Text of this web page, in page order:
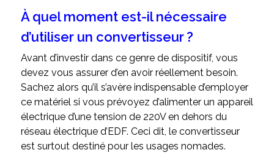
À quel moment est-il nécessaire
d’utiliser un convertisseur ?
Avant d’investir dans ce genre de dispositif, vous
devez vous assurer d’en avoir réellement besoin.
Sachez alors qu’il s’avère indispensable d’employer
ce matériel si vous prévoyez d’alimenter un appareil
électrique d’une tension de 220V en dehors du
réseau électrique d’EDF. Ceci dit, le convertisseur
est surtout destiné pour les usages nomades.